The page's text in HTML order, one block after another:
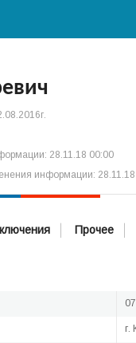
28.11.18 00:00
информации:
Прочее
г.